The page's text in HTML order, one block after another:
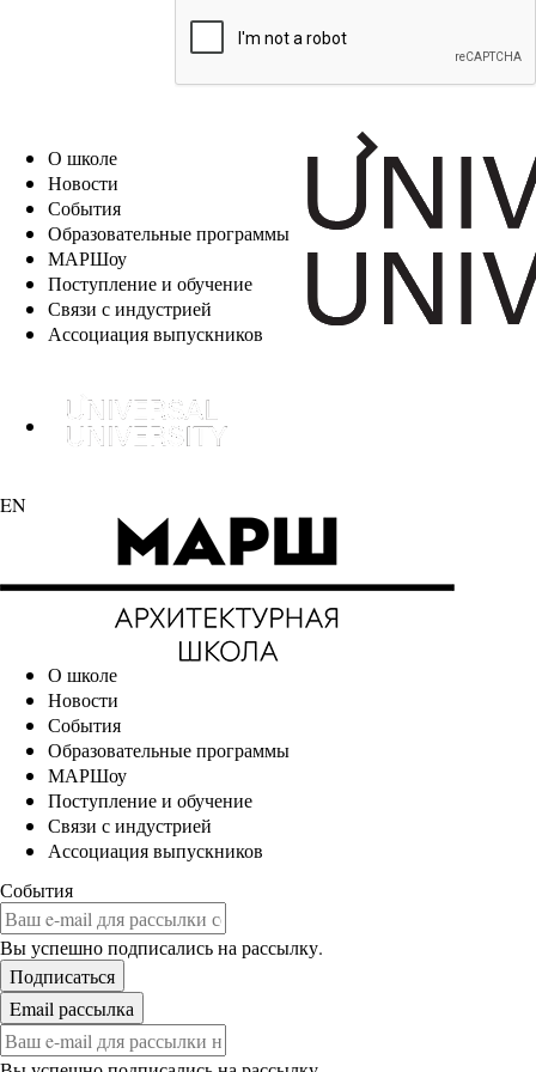
EN
О школе
Новости
События
Образовательные программы
МАРШоу
Поступление и обучение
Связи с индустрией
Ассоциация выпускников
EN
О школе
Новости
События
Образовательные программы
МАРШоу
Поступление и обучение
Связи с индустрией
Ассоциация выпускников
События
Вы успешно подписались на рассылку.